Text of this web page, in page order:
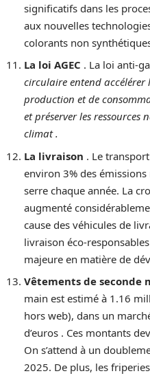
significatifs dans les
aux nouvelles
colorants non
La loi AGEC . La loi anti-
circulaire entend accélérer
production et de
et préserver les ressources
climat.
La livraison . Le
environ 3% des
serre chaque année. La
augmenté
cause des véhicules de
livraison éco-
majeure en matière de
Vêtements de seconde
main est estimé à 1.16
hors web), dans un
d’euros . Ces montants
On s’attend à un
2025. De plus, les